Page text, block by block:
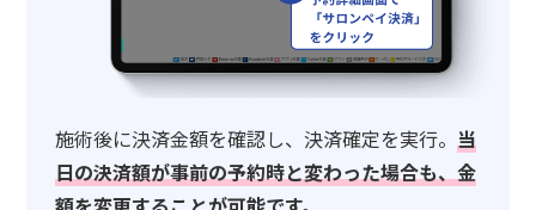
施術後に決済金額を確認し、決済確定を実行。当
日の決済額が事前の予約時と変わった場合も、金